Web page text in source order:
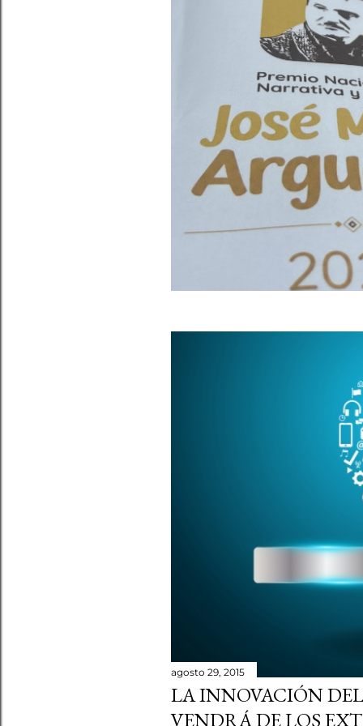
agosto 29, 2015
LA INNOVACIÓN
VENDRÁ DE LOS